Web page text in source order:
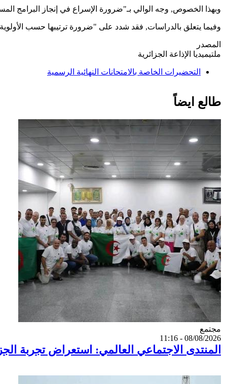
وبهذا الخصوص, وجه الوالي بـ"ضرورة الإسراع في إنجاز البرامج
وفيما يتعلق بالدراسات, فقد شدد على "ضرورة ترتيبها حسب الأولوية
المصدر
ملتيميديا الإذاعة الجزائرية
التحضيرات الخاصة بالامتحانات النهائية الرسمية
طالع ايضاً
Catégorie
مجتمع
08/08/2026 - 11:16
المنتدى الاجتماعي العالمي: استعراض تجربة